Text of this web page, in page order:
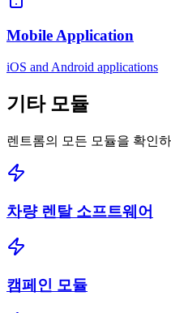
Mobile Application
iOS and Android applications
기타 모듈
렌트롬의 모든 모듈을 확인
차량 렌탈 소프트웨어
캠페인 모듈